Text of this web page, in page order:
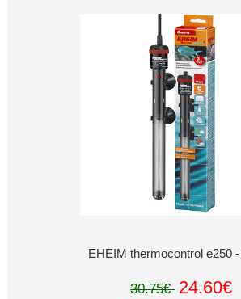
EHEIM thermocontrol e250
30.75€ 24.60€